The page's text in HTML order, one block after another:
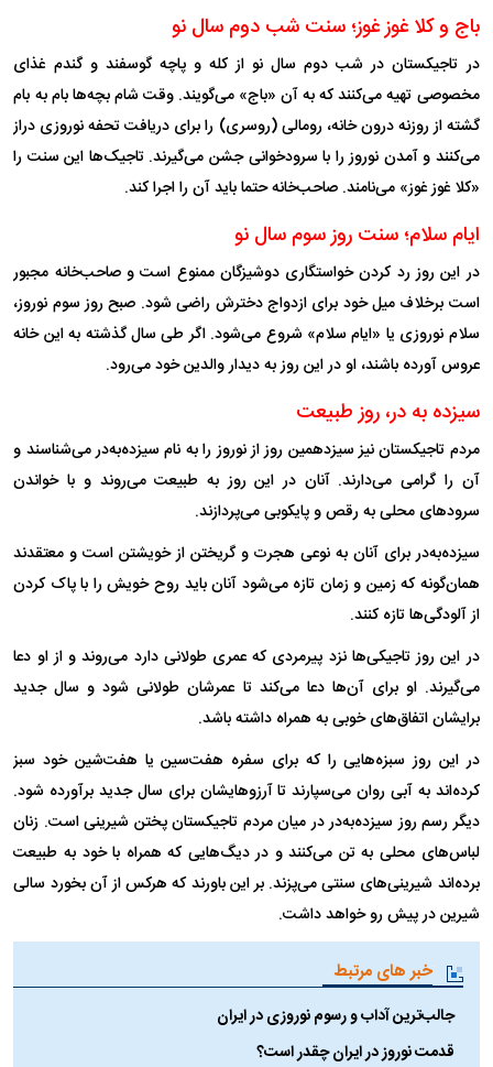
باج و کلا غوز غوز؛ سنت شب دوم سال نو
در تاجیکستان در شب دوم سال نو از کله و پاچه گوسفند و گندم غذای
مخصوصی تهیه می‌کنند که به آن «باج» می‌گویند. وقت شام بچه‌ها بام به بام
گشته از روزنه درون خانه، رومالی (روسری) را برای دریافت تحفه نوروزی دراز
می‌کنند و آمدن نوروز را با سرودخوانی جشن می‌گیرند. تاجیک‌ها این سنت را
«کلا غوز غوز» می‌نامند. صاحب‌خانه حتما باید آن را اجرا کند.
ایام سلام؛ سنت روز سوم سال نو
در این روز رد کردن خواستگاری دوشیزگان ممنوع است و صاحب‌خانه مجبور
است برخلاف میل خود برای ازدواج دخترش راضی شود. صبح روز سوم نوروز،
سلام نوروزی یا «ایام سلام» شروع می‌شود. اگر طی سال گذشته به این خانه
عروس آورده باشند، او در این روز به دیدار والدین خود می‌رود.
سیزده به در، روز طبیعت
مردم تاجیکستان نیز سیزدهمین روز از نوروز را به نام سیزده‌به‌در می‌شناسند و
آن را گرامی می‌دارند. آنان در این روز به طبیعت می‌روند و با خواندن
سرود‌های محلی به رقص و پایکوبی می‌پردازند.
سیزده‌به‌در برای آنان به نوعی هجرت و گریختن از خویشتن است و معتقدند
همان‌گونه که زمین و زمان تازه می‌شود آنان باید روح خویش را با پاک کردن
از آلودگی‌ها تازه کنند.
در این روز تاجیکی‌ها نزد پیرمردی که عمری طولانی دارد می‌روند و از او دعا
می‌گیرند. او برای آن‌ها دعا می‌کند تا عمرشان طولانی شود و سال جدید
برایشان اتفاق‌های خوبی به همراه داشته باشد.
در این روز سبزه‌هایی را که برای سفره هفت‌سین یا هفت‌شین خود سبز
کرده‌اند به آبی روان می‌سپارند تا آرزوهایشان برای سال جدید برآورده شود.
دیگر رسم روز سیزده‌به‌در در میان مردم تاجیکستان پختن شیرینی است. زنان
لباس‌های محلی به تن می‌کنند و در دیگ‌هایی که همراه با خود به طبیعت
برده‌اند شیرینی‌های سنتی می‌پزند. بر این باورند که هرکس از آن بخورد سالی
شیرین در پیش رو خواهد داشت.
خبر های مرتبط
جالب‌ترین آداب و رسوم نوروزی در ایران
قدمت نوروز در ایران چقدر است؟